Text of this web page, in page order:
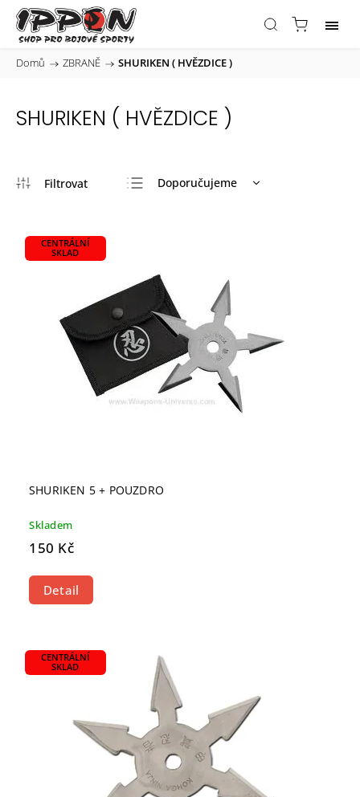
Domů / ZBRANĚ / SHURIKEN ( HVĚZDICE )
SHURIKEN ( HVĚZDICE )
Doporučujeme
Abecedně
CENTRÁLNÍ
SKLAD
SHURIKEN 5 + POUZDRO
Skladem
150 Kč
Detail
CENTRÁLNÍ
SKLAD